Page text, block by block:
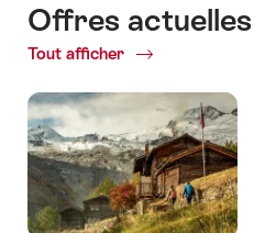
Offres actuelles
Tout afficher
Offres